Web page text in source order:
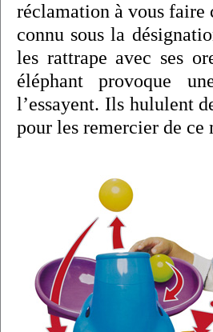
réclamation à vous faire
connu sous la
les rattrape avec ses
éléphant provoque
l’essayent. Ils hululent
pour les remercier de